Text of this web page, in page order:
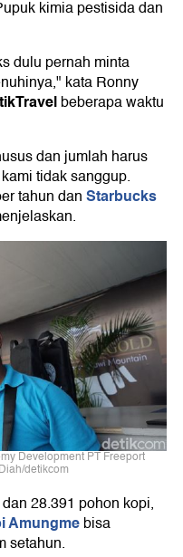
kimia pestisida dan
dulu pernah minta
kata Ronny
beberapa waktu
dan jumlah harus
tidak sanggup.
tahun danStarbucks
Development PT Freeport
detikcom
28.391 pohon kopi,
Amungmebisa
setahun.